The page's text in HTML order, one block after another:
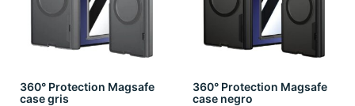
360° Protection Magsafe
case gris
360° Protection Magsafe
case negro